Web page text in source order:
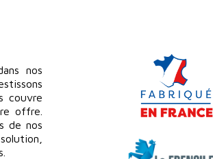
nos
couvre
offre.
de nos